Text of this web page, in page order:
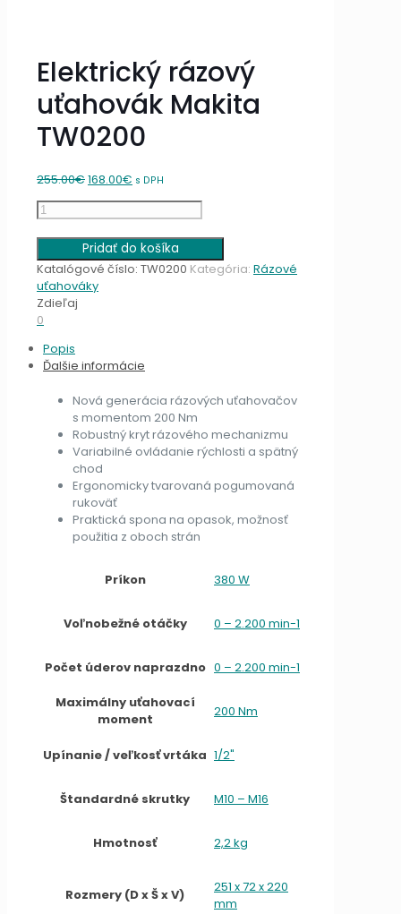
Elektrický rázový
uťahovák Makita
TW0200
255.00€Original
168.00€ Current
s DPH
množstvo
rázový
uťahovák
Makita
TW0200
Pridať do košíka
Katalógové číslo: TW0200 Kategória: Rázové
uťahováky
Zdieľaj
0
Popis
Ďalšie informácie
Nová generácia rázových uťahovačov
s momentom 200 Nm
Robustný kryt rázového mechanizmu
Variabilné ovládanie rýchlosti a spätný
chod
Ergonomicky tvarovaná pogumovaná
rukoväť
Praktická spona na opasok, možnosť
použitia z oboch strán
Príkon 380 W
Voľnobežné otáčky 0 – 2.200 min-1
Počet úderov naprazdno 0 – 2.200 min-1
Maximálny uťahovací
moment
200 Nm
Upínanie / veľkosť vrtáka 1/2"
Štandardné skrutky M10 – M16
Hmotnosť 2,2 kg
Rozmery (D x Š x V)
251 x 72 x 220
mm